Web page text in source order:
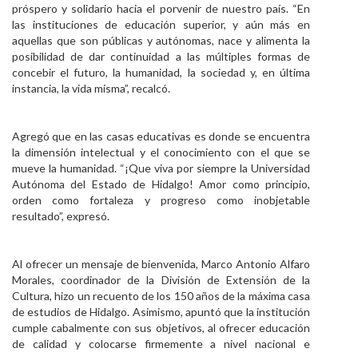
próspero y solidario hacia el porvenir de nuestro país. “En
las instituciones de educación superior, y aún más en
aquellas que son públicas y autónomas, nace y alimenta la
posibilidad de dar continuidad a las múltiples formas de
concebir el futuro, la humanidad, la sociedad y, en última
instancia, la vida misma”, recalcó.
Agregó que en las casas educativas es donde se encuentra
la dimensión intelectual y el conocimiento con el que se
mueve la humanidad. “¡Que viva por siempre la Universidad
Autónoma del Estado de Hidalgo! Amor como principio,
orden como fortaleza y progreso como inobjetable
resultado”, expresó.
Al ofrecer un mensaje de bienvenida, Marco Antonio Alfaro
Morales, coordinador de la División de Extensión de la
Cultura, hizo un recuento de los 150 años de la máxima casa
de estudios de Hidalgo. Asimismo, apuntó que la institución
cumple cabalmente con sus objetivos, al ofrecer educación
de calidad y colocarse firmemente a nivel nacional e